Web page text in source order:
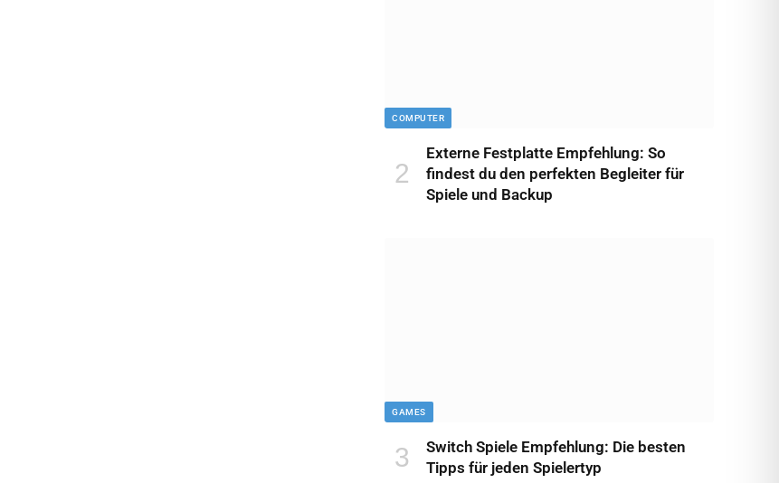
COMPUTER
Externe Festplatte Empfehlung: So
findest du den perfekten Begleiter für
Spiele und Backup
GAMES
Switch Spiele Empfehlung: Die besten
Tipps für jeden Spielertyp